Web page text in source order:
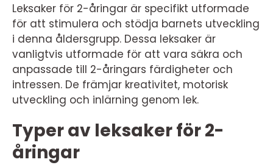
Leksaker för 2-åringar är specifikt utformade
för att stimulera och stödja barnets utveckling
i denna åldersgrupp. Dessa leksaker är
vanligtvis utformade för att vara säkra och
anpassade till 2-åringars färdigheter och
intressen. De främjar kreativitet, motorisk
utveckling och inlärning genom lek.
Typer av leksaker för 2-
åringar